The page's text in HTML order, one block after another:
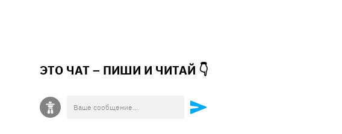
ЭТО ЧАТ – ПИШИ И ЧИТАЙ 👇